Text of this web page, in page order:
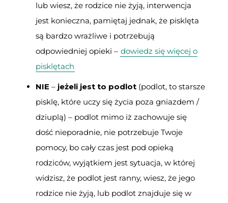
lub wiesz, że rodzice nie żyją, interwencja
jest konieczna, pamiętaj jednak, że pisklęta
są bardzo wrażliwe i potrzebują
odpowiedniej opieki – dowiedz się więcej o
pisklętach
NIE – jeżeli jest to podlot(podlot, to starsze
pisklę, które uczy się życia poza gniazdem /
dziuplą) – podlot mimo iż zachowuje się
dość nieporadnie, nie potrzebuje Twoje
pomocy, bo cały czas jest pod opieką
rodziców, wyjątkiem jest sytuacja, w której
widzisz, że podlot jest ranny, wiesz, że jego
rodzice nie żyją, lub podlot znajduje się w